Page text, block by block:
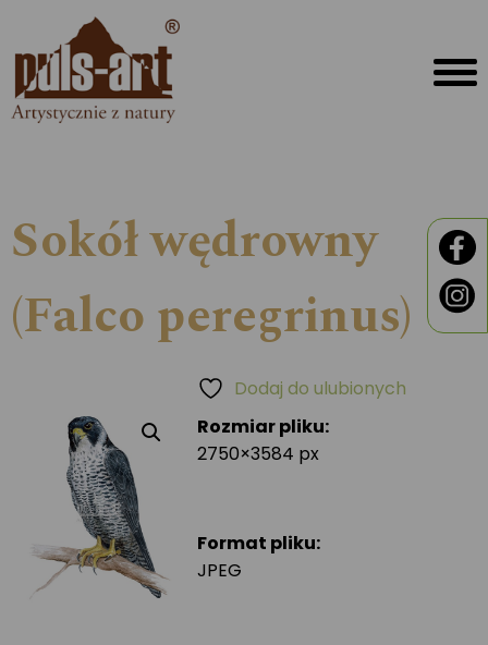
Sokół wędrowny
(Falco peregrinus)
Rozmiar pliku:
2750×3584 px
Format pliku:
JPEG
Dodaj do ulubionych